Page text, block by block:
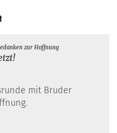
zur Hoffnung:
mit Bruder